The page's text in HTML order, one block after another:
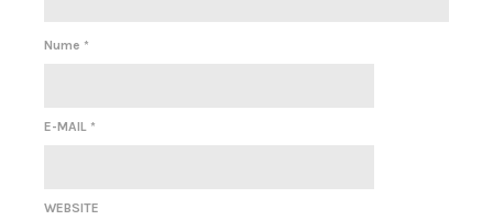
Nume *
E-MAIL *
WEBSITE